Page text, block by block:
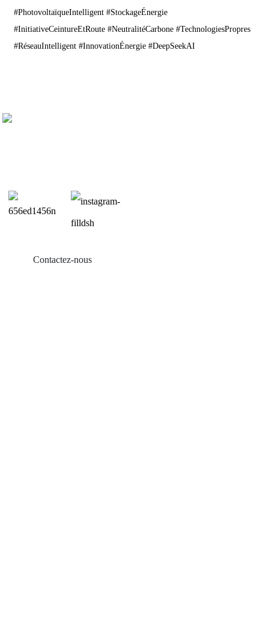
#PhotovoltaïqueIntelligent #StockageÉnergie
#InitiativeCeintureEtRoute #NeutralitéCarbone #TechnologiesPropres
#RéseauIntelligent #InnovationÉnergie #DeepSeekAI
Contactez-nous